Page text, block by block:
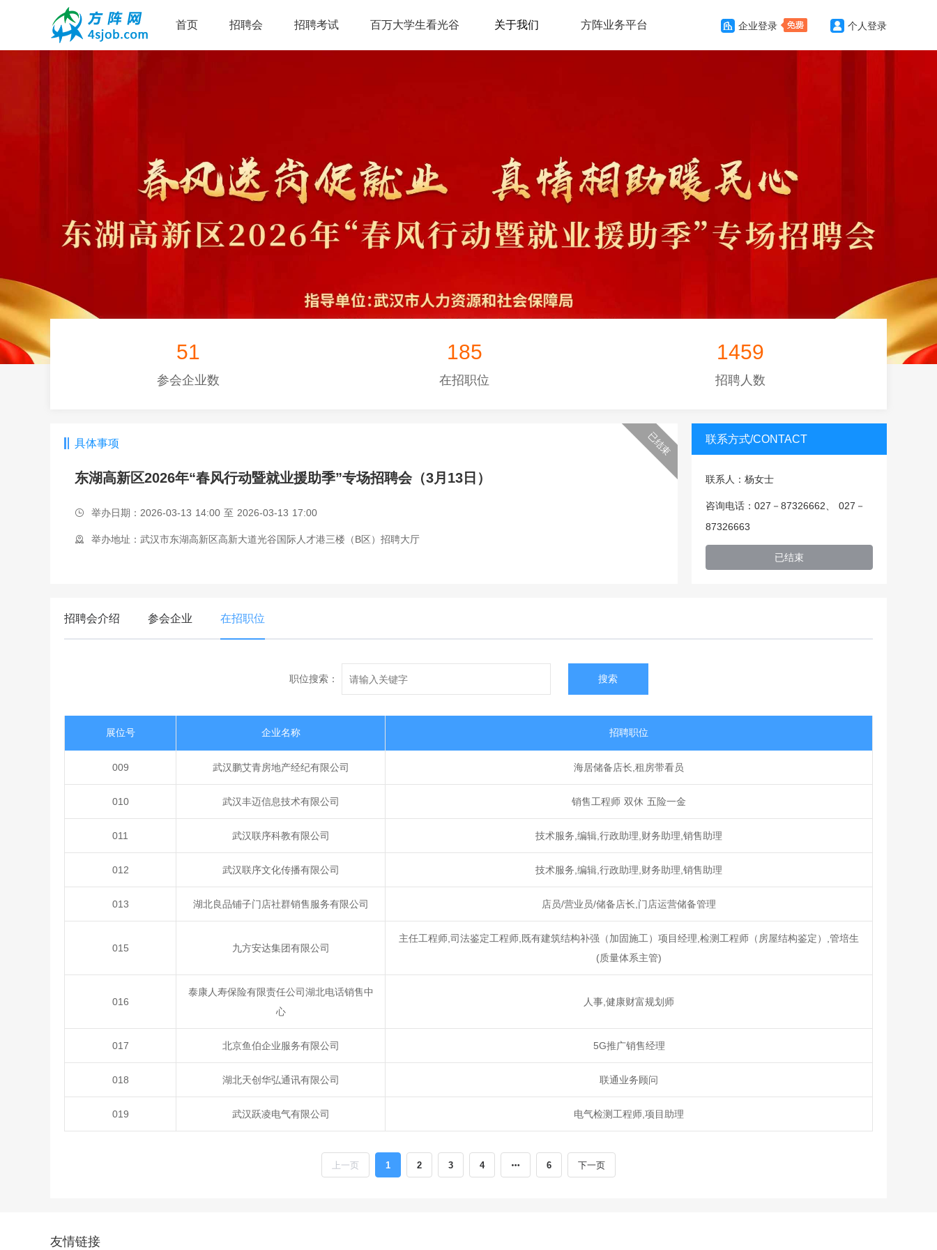
首页 招聘会 招聘考试 百万大学生看光谷 关于我们 方阵业务平台 企业登录 个人登录
51
参会企业数
185
在招职位
1459
招聘人数
具体事项
东湖高新区2026年“春风行动暨就业援助季”专场招聘会（3月13日）
举办日期：2026-03-13 14:00 至 2026-03-13 17:00
举办地址：武汉市东湖高新区高新大道光谷国际人才港三楼（B区）招聘大厅
已结束 联系方式/CONTACT
联系人：杨女士
咨询电话：027－87326662、 027－
87326663
已结束
招聘会介绍 参会企业 在招职位
职位搜索： 搜索
展位号 企业名称 招聘职位
009 武汉鹏艾青房地产经纪有限公司 海居储备店长,租房带看员
010 武汉丰迈信息技术有限公司 销售工程师 双休 五险一金
011 武汉联序科教有限公司 技术服务,编辑,行政助理,财务助理,销售助理
012 武汉联序文化传播有限公司 技术服务,编辑,行政助理,财务助理,销售助理
013 湖北良品铺子门店社群销售服务有限公司 店员/营业员/储备店长,门店运营储备管理
015 九方安达集团有限公司
主任工程师,司法鉴定工程师,既有建筑结构补强（加固施工）项目经理,检测工程师（房屋结构鉴定）,管培生
(质量体系主管)
016
泰康人寿保险有限责任公司湖北电话销售中
心
人事,健康财富规划师
017 北京鱼伯企业服务有限公司 5G推广销售经理
018 湖北天创华弘通讯有限公司 联通业务顾问
019 武汉跃凌电气有限公司 电气检测工程师,项目助理
上一页 1 2 3 4 6 下一页
友情链接